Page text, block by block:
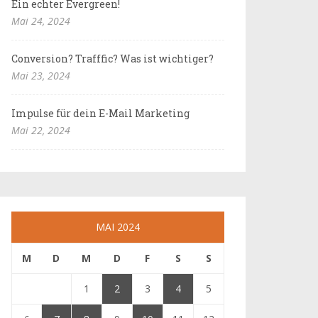
Ein echter Evergreen!
Mai 24, 2024
Conversion? Trafffic? Was ist wichtiger?
Mai 23, 2024
Impulse für dein E-Mail Marketing
Mai 22, 2024
MAI 2024
M D M D F S S
1 2 3 4 5